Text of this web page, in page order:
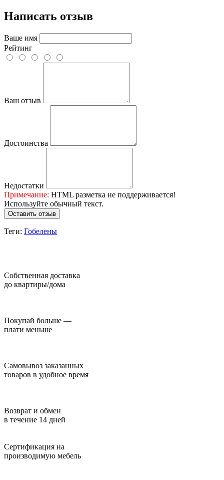
Написать отзыв
Ваше имя
Рейтинг
Ваш отзыв
Достоинства
Недостатки
Примечание: HTML разметка не поддерживается!
Используйте обычный текст.
Оставить отзыв
Теги: Гобелены
Собственная доставка
до квартиры/дома
Покупай больше —
плати меньше
Самовывоз заказанных
товаров в удобное время
Возврат и обмен
в течение 14 дней
Сертификация на
производимую мебель